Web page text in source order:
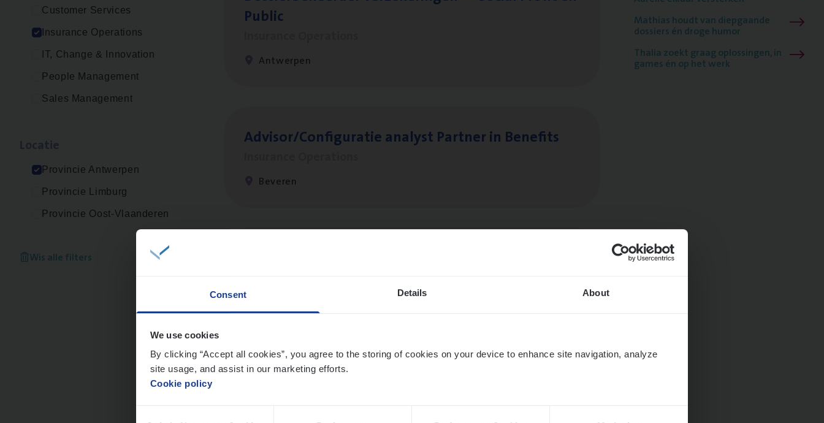
Consent Details About
We use cookies
By clicking “Accept all cookies”, you agree to the storing of cookies on your device to enhance site navigation, analyze
site usage, and assist in our marketing efforts.
Cookie policy
Customer Services
Insurance Operations
IT, Change & Innovation
People Management
Sales Management
Provincie Antwerpen
Provincie Limburg
Provincie Oost-Vlaanderen
Wis alle filters
Public
Antwerpen
Advisor/​Configuratie ana­lyst Part­ner in Benefits
Beveren
Dos­sier­be­heer­der Pro­per­ty verzekeringen
Mathias houdt van diepgaande
dossiers én droge humor
Thalia zoekt graag oplossingen, in
games én op het werk